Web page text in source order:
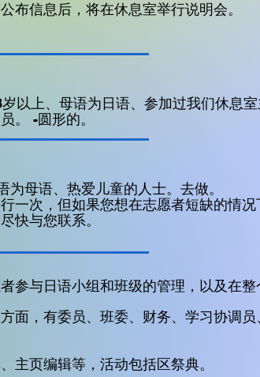
布信息后，将在休息室举行说明会。
以上、母语为日语、参加过我们休息
。 -圆形的。
母语、热爱儿童的人士。 去做。
一次，但如果您想在志愿者短缺的情况
快与您联系。
参与日语小组和班级的管理，以及在整
面，有委员、班委、财务、学习协调
主页编辑等，活动包括区祭典。